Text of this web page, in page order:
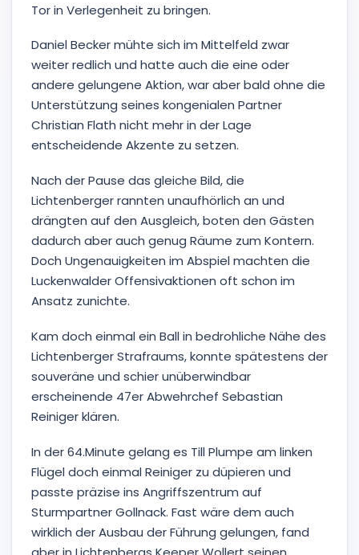
Tor in Verlegenheit zu bringen.
Daniel Becker mühte sich im Mittelfeld zwar
weiter redlich und hatte auch die eine oder
andere gelungene Aktion, war aber bald ohne die
Unterstützung seines kongenialen Partner
Christian Flath nicht mehr in der Lage
entscheidende Akzente zu setzen.
Nach der Pause das gleiche Bild, die
Lichtenberger rannten unaufhörlich an und
drängten auf den Ausgleich, boten den Gästen
dadurch aber auch genug Räume zum Kontern.
Doch Ungenauigkeiten im Abspiel machten die
Luckenwalder Offensivaktionen oft schon im
Ansatz zunichte.
Kam doch einmal ein Ball in bedrohliche Nähe des
Lichtenberger Strafraums, konnte spätestens der
souveräne und schier unüberwindbar
erscheinende 47er Abwehrchef Sebastian
Reiniger klären.
In der 64.Minute gelang es Till Plumpe am linken
Flügel doch einmal Reiniger zu düpieren und
passte präzise ins Angriffszentrum auf
Sturmpartner Gollnack. Fast wäre dem auch
wirklich der Ausbau der Führung gelungen, fand